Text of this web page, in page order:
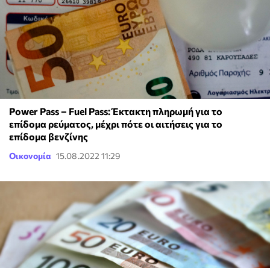
Power Pass – Fuel Pass: Έκτακτη πληρωμή για το
επίδομα ρεύματος, μέχρι πότε οι αιτήσεις για το
επίδομα βενζίνης
Οικονομία 15.08.2022 11:29